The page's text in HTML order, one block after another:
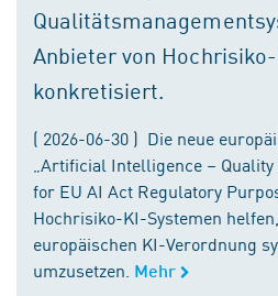
Anbieter von
konkretisiert.
( 2026-06-30 ) Die neue
„Artificial Intelligence –
for EU AI Act Regulatory
Hochrisiko-KI-Systemen
europäischen KI-Verordnung
umzusetzen. Mehr